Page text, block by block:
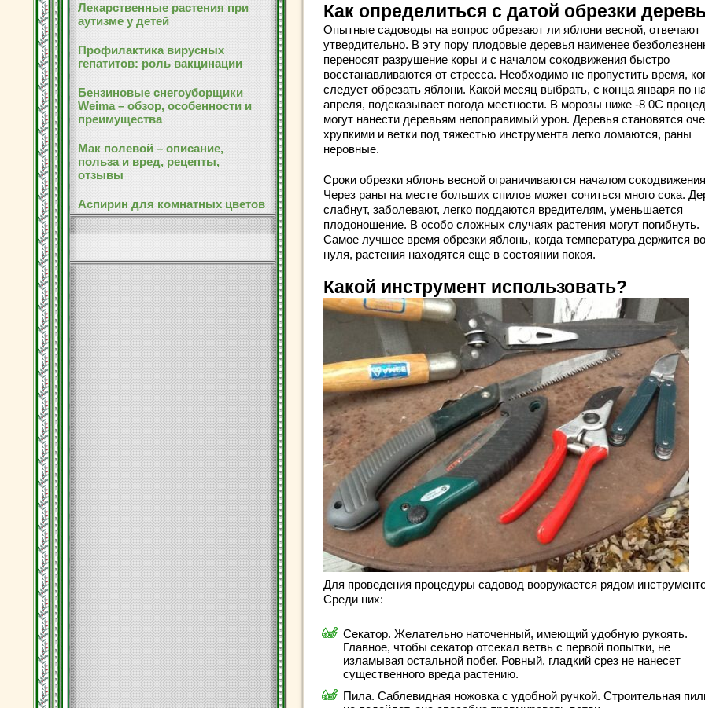
Лекарственные растения при
аутизме у детей
Профилактика вирусных
гепатитов: роль вакцинации
Бензиновые снегоуборщики
Weima – обзор, особенности и
преимущества
Мак полевой – описание,
польза и вред, рецепты,
отзывы
Аспирин для комнатных цветов
Как определиться с датой обрезки
Опытные садоводы на вопрос обрезают ли яблони весной, отвечают
утвердительно. В эту пору плодовые деревья наименее
переносят разрушение коры и с началом сокодвижения быстро
восстанавливаются от стресса. Необходимо не пропустить время,
следует обрезать яблони. Какой месяц выбрать, с конца января по
апреля, подсказывает погода местности. В морозы ниже -8 0C
могут нанести деревьям непоправимый урон. Деревья становятся
хрупкими и ветки под тяжестью инструмента легко ломаются, раны
неровные.
Сроки обрезки яблонь весной ограничиваются началом
Через раны на месте больших спилов может сочиться много сока.
слабнут, заболевают, легко поддаются вредителям, уменьшается
плодоношение. В особо сложных случаях растения могут погибнуть.
Самое лучшее время обрезки яблонь, когда температура держится
нуля, растения находятся еще в состоянии покоя.
Какой инструмент использовать?
Для проведения процедуры садовод вооружается рядом
Среди них:
Секатор. Желательно наточенный, имеющий удобную рукоять.
Главное, чтобы секатор отсекал ветвь с первой попытки, не
изламывая остальной побег. Ровный, гладкий срез не нанесет
существенного вреда растению.
Пила. Саблевидная ножовка с удобной ручкой. Строительная